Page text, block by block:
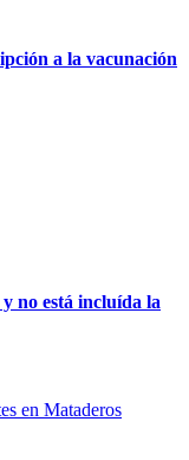
a la vacunación
no está incluída la